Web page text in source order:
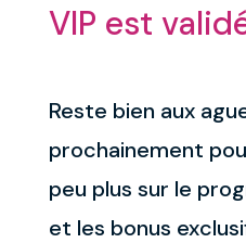
VIP est
Reste bien aux
prochainement
peu plus sur le
et les bonus